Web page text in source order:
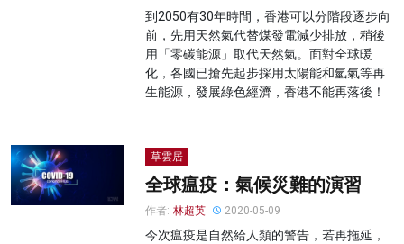
到2050有30年時間，香港可以分階段逐步向
前，先用天然氣代替煤發電減少排放，稍後
用「零碳能源」取代天然氣。面對全球暖
化，各國已搶先起步採用太陽能和氫氣等再
生能源，發展綠色經濟，香港不能再落後！
草雲居
全球瘟疫：氣候災難的演習
作者: 林超英 2020-05-09
今次瘟疫是自然給人類的警告，若再拖延，